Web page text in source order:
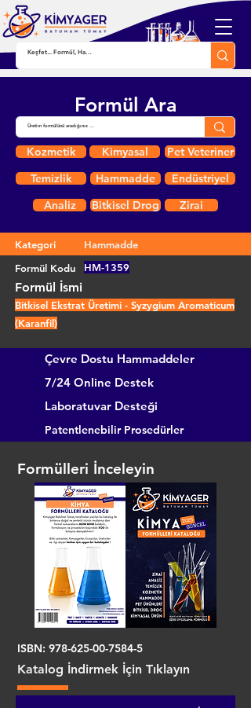
Formül Ara
Kozmetik Kimyasal
Pet Veteriner
Temizlik
Hammadde
Endüstriyel
Analiz
Bitkisel Drog Zirai
Kategori
Hammadde
Formül Kodu
HM-1359
Formül İsmi
Bitkisel Ekstrat Üretimi - Syzygium Aromaticum
(Karanfil)
Çevre Dostu Hammaddeler
7/24 Online Destek
Laboratuvar Desteği
Patentlenebilir Prosedürler
Formülleri İnceleyin
ISBN: 978-625-00-7584-5
Katalog İndirmek İçin Tıklayın